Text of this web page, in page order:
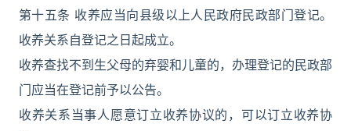
第十五条 收养应当向县级以上人民政府民政部门登记。
收养关系自登记之日起成立。
收养查找不到生父母的弃婴和儿童的，办理登记的民政部
门应当在登记前予以公告。
收养关系当事人愿意订立收养协议的，可以订立收养协